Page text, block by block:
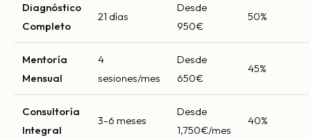
Diagnóstico
Completo
21 días
Desde
950€
50%
Mentoría
Mensual
4
sesiones/mes
Desde
650€
45%
Consultoría
Integral
3-6 meses
Desde
1,750€/mes
40%